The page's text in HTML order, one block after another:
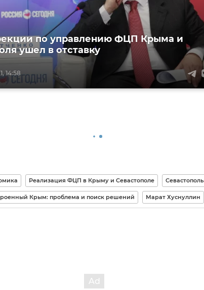
14:58
по управлению ФЦП Крыма и
ушел в отставку
Реализация ФЦП в Крыму и Севастополе Севастополь
Крым: проблема и поиск решений Марат Хуснуллин